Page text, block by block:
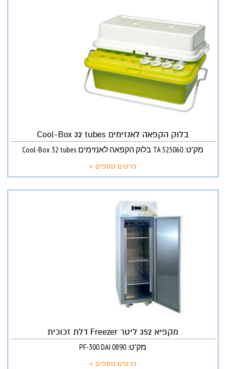
בלוק הקפאה לאנזימים Cool-Box 32 tubes
מק"ט: TA 525060 בלוק הקפאה לאנזימים Cool-Box 32 tubes
פרטים נוספים >
מקפיא 352 ליטר Freezer דלת זכוכית
מק"ט: PF-300 DAI 0890
פרטים נוספים >